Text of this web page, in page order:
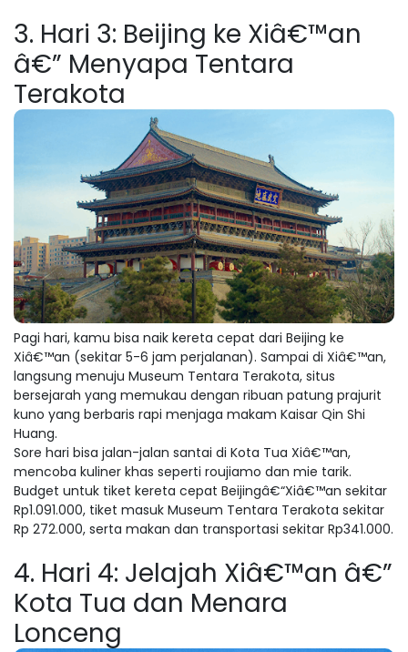
3. Hari 3: Beijing ke Xiâ€™an
â€” Menyapa Tentara
Terakota
Pagi hari, kamu bisa naik kereta cepat dari Beijing ke
Xiâ€™an (sekitar 5-6 jam perjalanan). Sampai di Xiâ€™an,
langsung menuju Museum Tentara Terakota, situs
bersejarah yang memukau dengan ribuan patung prajurit
kuno yang berbaris rapi menjaga makam Kaisar Qin Shi
Huang.
Sore hari bisa jalan-jalan santai di Kota Tua Xiâ€™an,
mencoba kuliner khas seperti roujiamo dan mie tarik.
Budget untuk tiket kereta cepat Beijingâ€“Xiâ€™an sekitar
Rp1.091.000, tiket masuk Museum Tentara Terakota sekitar
Rp 272.000, serta makan dan transportasi sekitar Rp341.000.
4. Hari 4: Jelajah Xiâ€™an â€”
Kota Tua dan Menara
Lonceng